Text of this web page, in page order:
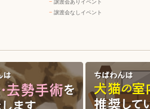
− 譲渡会ありイベント
− 譲渡会なしイベント